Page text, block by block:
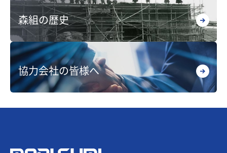
森組の歴史
協力会社の皆様へ